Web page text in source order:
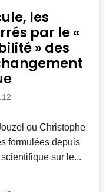
les
par le «
» des
ou Christophe
formulées depuis
sur le...